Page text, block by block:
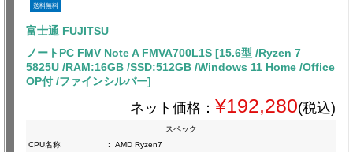
送料無料
富士通 FUJITSU
ノートPC FMV Note A FMVA700L1S [15.6型 /Ryzen 7
5825U /RAM:16GB /SSD:512GB /Windows 11 Home /Office
OP付 /ファインシルバー]
ネット価格： ¥192,280(税込)
スペック
CPU名称
:
AMD Ryzen7